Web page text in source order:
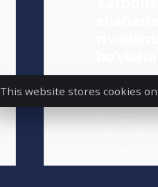
This website stores cookies